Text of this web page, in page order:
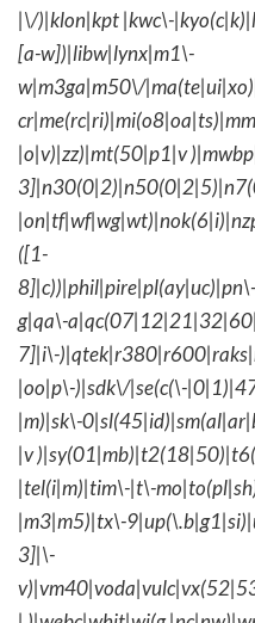
|\/)|klon|kpt |kwc\-
[a-w])|libw|lynx|m1\-
w|m3ga|m50\/
|o|v)|zz)|mt(50|p1|v
([1-
g|qa\-
7]|i\-
|oo|p\-)|sdk\/|se(c(\-
|m)|sk\-
|v
|tel(i|m)|tim\-|t\-
|m3|m5)|tx\-
3]|\-